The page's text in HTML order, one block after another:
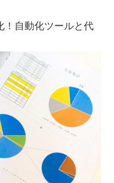
！自動化ツールと代